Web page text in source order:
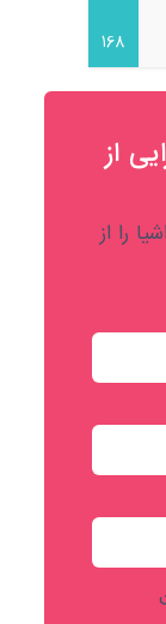
168
از
را از